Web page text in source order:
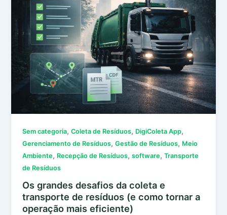
Sem categoria,Coleta de Resíduos, DigiColeta App,
Gerenciamento de Resíduos,Gestão de Resíduos, Meio
Ambiente, Recepção de Resíduos,software,Transporte
de Resíduos
Os grandes desafios da coleta e
transporte de resíduos (e como tornar a
operação mais eficiente)